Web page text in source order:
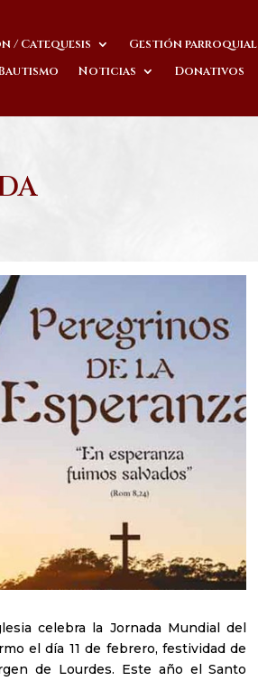
/ Catequesis Gestión parroquial
Noticias Donativos
celebra la Jornada Mundial del
el día 11 de febrero, festividad de
de Lourdes. Este año el Santo